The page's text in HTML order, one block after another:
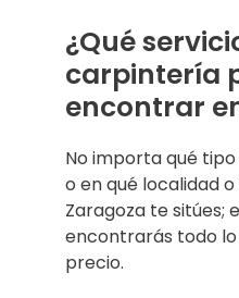
¿Qué
carpintería
encontrar
No importa qué
o en qué localidad
Zaragoza te sitúes;
encontrarás todo
precio.